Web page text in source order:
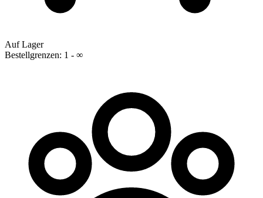
Auf Lager
Bestellgrenzen: 1 - ∞